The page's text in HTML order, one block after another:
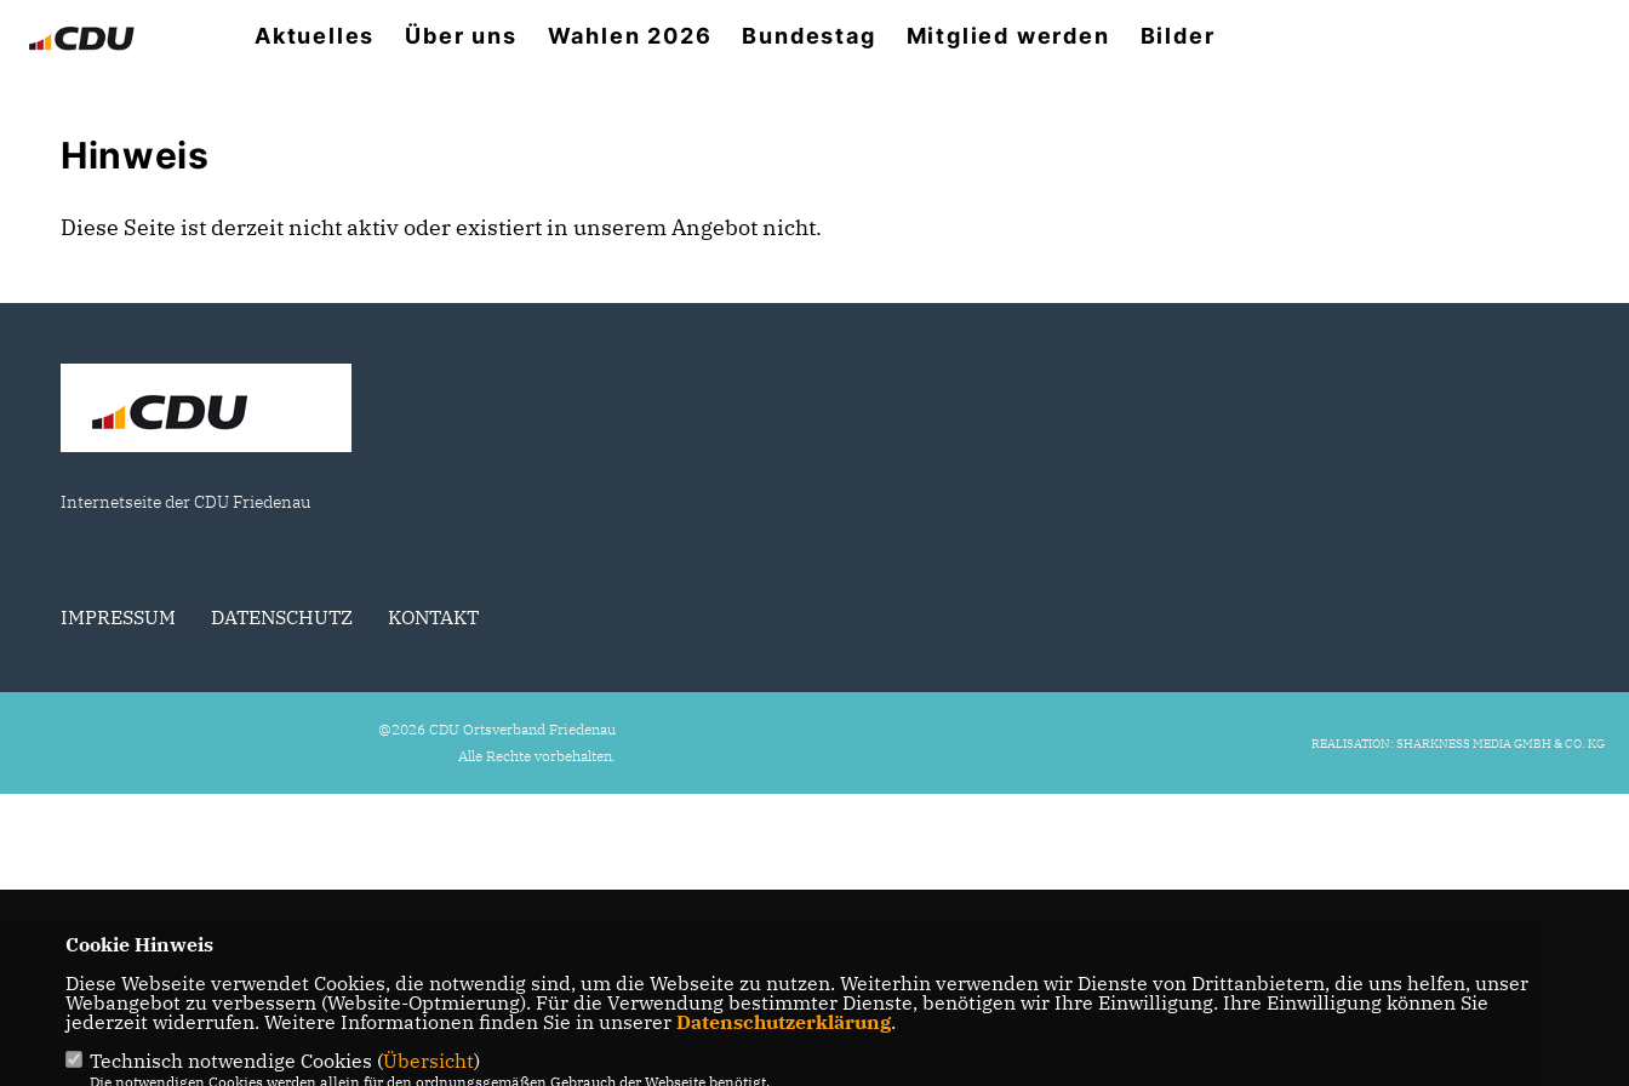
Aktuelles Über uns Wahlen 2026 Bundestag Mitglied werden Bilder
Hinweis
Diese Seite ist derzeit nicht aktiv oder existiert in unserem Angebot nicht.
Internetseite der CDU Friedenau
IMPRESSUM DATENSCHUTZ KONTAKT
@2026 CDU Ortsverband Friedenau
Alle Rechte vorbehalten.
REALISATION: SHARKNESS MEDIA GMBH & CO. KG
Cookie Hinweis
Diese Webseite verwendet Cookies, die notwendig sind, um die Webseite zu nutzen. Weiterhin verwenden wir Dienste von Drittanbietern, die uns helfen, unser
Webangebot zu verbessern (Website-Optmierung). Für die Verwendung bestimmter Dienste, benötigen wir Ihre Einwilligung. Ihre Einwilligung können Sie
jederzeit widerrufen. Weitere Informationen finden Sie in unserer Datenschutzerklärung.
Technisch notwendige Cookies (Übersicht)
Die notwendigen Cookies werden allein für den ordnungsgemäßen Gebrauch der Webseite benötigt.